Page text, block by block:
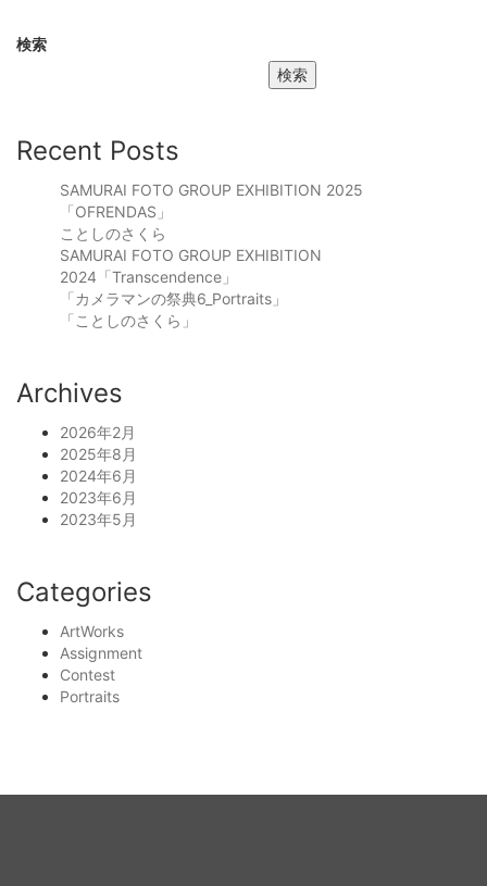
検索
検索
Recent Posts
SAMURAI FOTO GROUP EXHIBITION 2025
「OFRENDAS」
ことしのさくら
SAMURAI FOTO GROUP EXHIBITION
2024「Transcendence」
「カメラマンの祭典6_Portraits」
「ことしのさくら」
Archives
2026年2月
2025年8月
2024年6月
2023年6月
2023年5月
Categories
ArtWorks
Assignment
Contest
Portraits